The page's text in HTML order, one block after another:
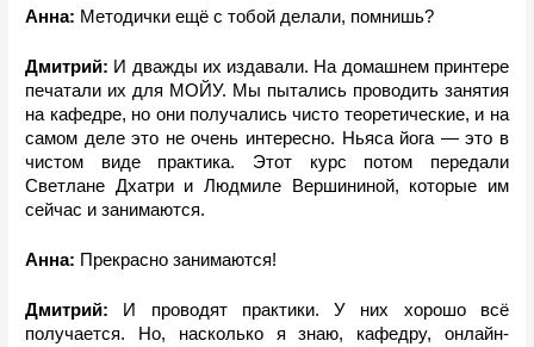
Анна: Методички ещё с тобой делали, помнишь?
Дмитрий: И дважды их издавали. На домашнем принтере
печатали их для МОЙУ. Мы пытались проводить занятия
на кафедре, но они получались чисто теоретические, и на
самом деле это не очень интересно. Ньяса йога — это в
чистом виде практика. Этот курс потом передали
Светлане Дхатри и Людмиле Вершининой, которые им
сейчас и занимаются.
Анна: Прекрасно занимаются!
Дмитрий:
И проводят практики. У них хорошо всё
получается. Но, насколько я знаю, кафедру, онлайн-